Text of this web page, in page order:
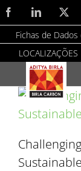
Skip
to
content
FacebookLinkedIn
Fichas de
LOCALIZAÇÕES